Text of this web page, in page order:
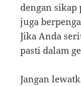
dengan sikap
juga
Jika Anda
pasti dalam
Jangan